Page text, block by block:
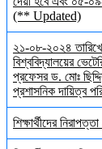
(** Updated)
২১-০৮-২০২৪ তারিখে
বিশ্ববিদ্যালয়ের
প্রফেসর ড. মোঃ
প্রশাসনিক দায়িত্ব
শিক্ষার্থীদের